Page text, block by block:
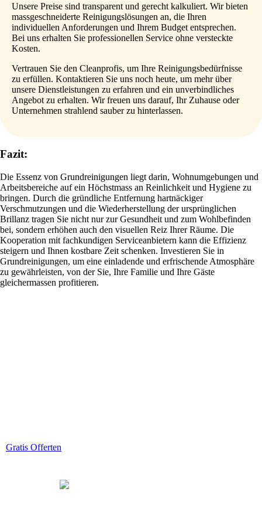
Unsere Preise sind transparent und gerecht kalkuliert. Wir bieten
massgeschneiderte Reinigungslösungen an, die Ihren
individuellen Anforderungen und Ihrem Budget entsprechen.
Bei uns erhalten Sie professionellen Service ohne versteckte
Kosten.
Vertrauen Sie den Cleanprofis, um Ihre Reinigungsbedürfnisse
zu erfüllen. Kontaktieren Sie uns noch heute, um mehr über
unsere Dienstleistungen zu erfahren und ein unverbindliches
Angebot zu erhalten. Wir freuen uns darauf, Ihr Zuhause oder
Unternehmen strahlend sauber zu hinterlassen.
Fazit:
Die Essenz von Grundreinigungen liegt darin, Wohnumgebungen und
Arbeitsbereiche auf ein Höchstmass an Reinlichkeit und Hygiene zu
bringen. Durch die gründliche Entfernung hartnäckiger
Verschmutzungen und die Wiederherstellung der ursprünglichen
Brillanz tragen Sie nicht nur zur Gesundheit und zum Wohlbefinden
bei, sondern erhöhen auch den visuellen Reiz Ihrer Räume. Die
Kooperation mit fachkundigen Serviceanbietern kann die Effizienz
steigern und Ihnen kostbare Zeit schenken. Investieren Sie in
Grundreinigungen, um eine einladende und erfrischende Atmosphäre
zu gewährleisten, von der Sie, Ihre Familie und Ihre Gäste
gleichermassen profitieren.
Gratis Offerten